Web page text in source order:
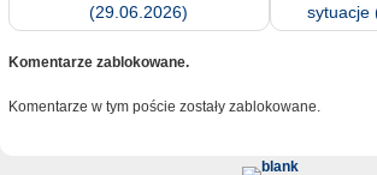
(29.06.2026)
sytuacje
Komentarze zablokowane.
Komentarze w tym poście zostały zablokowane.